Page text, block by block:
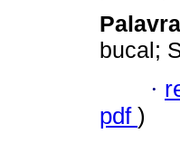
bucal;
·
pdf )